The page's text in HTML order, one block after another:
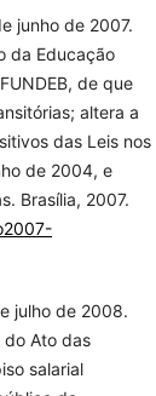
junho de 2007.
da Educação
de que
altera a
das Leis nos
de 2004, e
Brasília, 2007.
julho de 2008.
do Ato das
salarial